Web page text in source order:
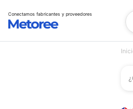
Conectamos fabricantes y proveedores